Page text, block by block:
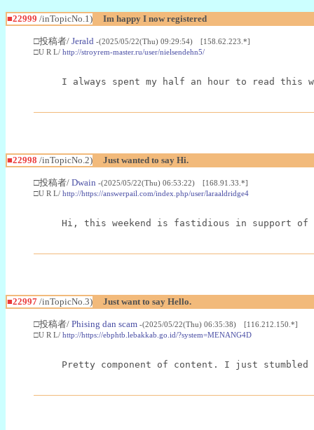
■22999 /inTopicNo.1) Im happy I now registered
□投稿者/ Jerald -(2025/05/22(Thu) 09:29:54) [158.62.223.*]
□U R L/ http://stroyrem-master.ru/user/nielsendehn5/
I always spent my half an hour to read
■22998 /inTopicNo.2) Just wanted to say Hi.
□投稿者/ Dwain -(2025/05/22(Thu) 06:53:22) [168.91.33.*]
□U R L/ http://https://answerpail.com/index.php/user/laraaldridge4
Hi, this weekend is fastidious in support of
■22997 /inTopicNo.3) Just want to say Hello.
□投稿者/ Phising dan scam -(2025/05/22(Thu) 06:35:38) [116.212.150.*]
□U R L/ http://https://ebphtb.lebakkab.go.id/?system=MENANG4D
Pretty component of content. I just